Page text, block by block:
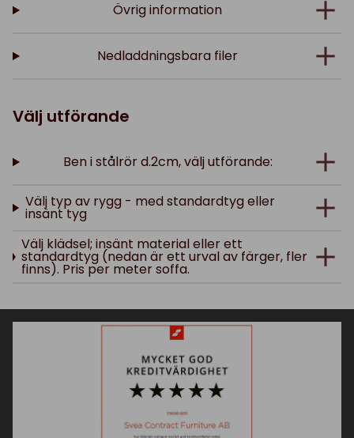
Övrig information
Nedladdningsbara filer
Välj utförande
Ben i stålrör d.2cm, välj utförande:
Välj typ av rygg - med standardtyg eller
insänt tyg
Välj klädsel; insänt material eller ett
standardtyg (nedan är ett urval av färger, fler
finns). Pris per meter soffa.